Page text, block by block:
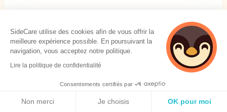
Charte télétravail : notre modèle gratuit
Charte de bureau à distance : notre modèle gratuit
Avez-vous mis en place le télétravail dans votre
de déterminer formellement les modalités du té...
Voir le modèle
SideCare utilise des cookies afin de vous offrir la
meilleure expérience possible. En poursuivant la
navigation, vous acceptez notre politique.
Lire la politique de confidentialité
Consentements certifiés par
Non merci Je choisis OK pour moi